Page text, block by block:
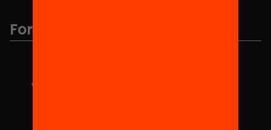
Formamos parte de...